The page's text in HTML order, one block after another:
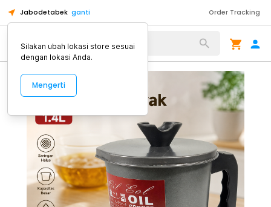
Jabodetabek ganti Order Tracking
Alat Kopi
Silakan ubah lokasi store sesuai
dengan lokasi Anda.
Mengerti